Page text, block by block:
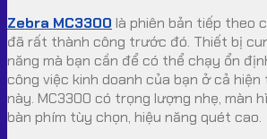
Zebra MC3300 là phiên bản tiếp theo
đã rất thành công trước đó. Thiết bị
năng mà bạn cần để có thể chạy ổn
công việc kinh doanh của bạn ở cả hiện
này. MC3300 có trọng lượng nhẹ, màn
bàn phím tùy chọn, hiệu năng quét cao.